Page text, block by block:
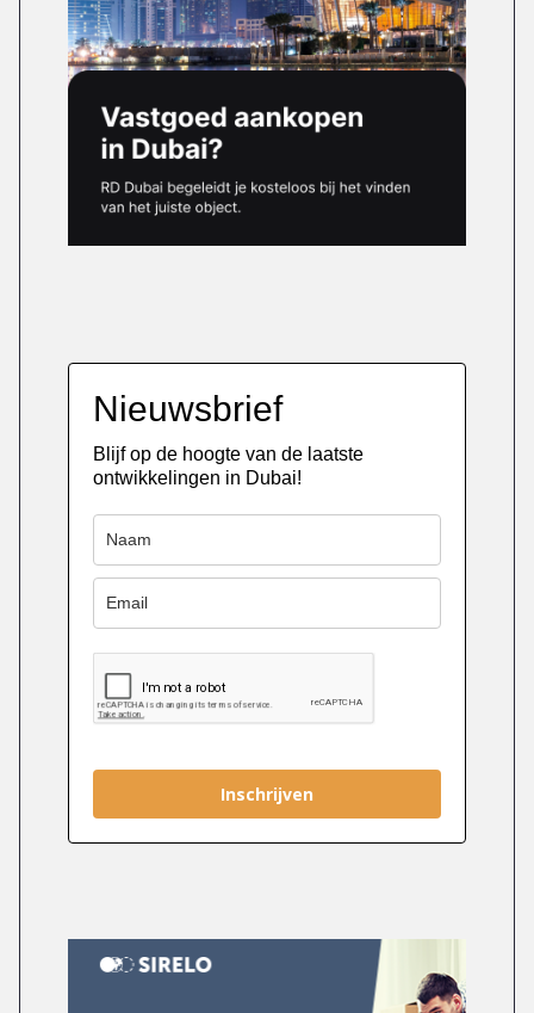
Nieuwsbrief
Blijf op de hoogte van de laatste
ontwikkelingen in Dubai!
Inschrijven